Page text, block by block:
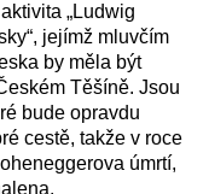
„Ludwig
jejímž mluvčím
by měla být
Těšíně. Jsou
bude opravdu
cestě, takže v roce
úmrtí,